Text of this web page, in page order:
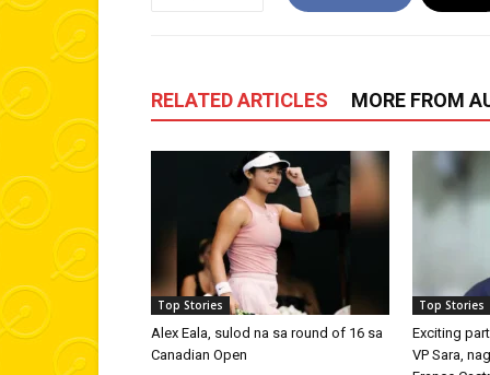
RELATED ARTICLES MORE FROM
Top Stories
Alex Eala, sulod na sa round of 16 sa
Canadian Open
Top Stories
Exciting
VP Sara,